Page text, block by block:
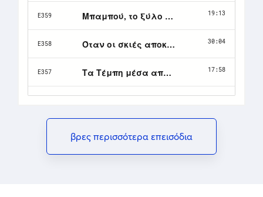
βρες περισσότερα επεισόδια